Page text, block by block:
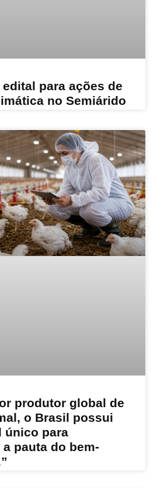
para ações de
no Semiárido
produtor global de
o Brasil possui
único para
pauta do bem-